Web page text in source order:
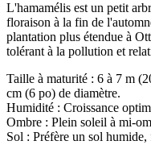
L'hamamélis est un petit
floraison à la fin de
plantation plus étendue à
tolérant à la pollution et
Taille à maturité : 6 à 7 m
cm (6 po) de diamètre.
Humidité : Croissance
Ombre : Plein soleil à mi-
Sol : Préfère un sol humide,